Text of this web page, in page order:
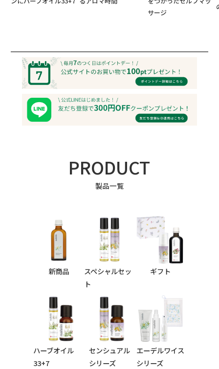
サージ
PRODUCT
製品一覧
新商品
スペシャルセッ
ト
ギフト
ハーブオイル
33+7
センシュアル
シリーズ
エーデルワイス
シリーズ